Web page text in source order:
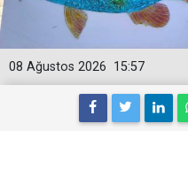
15:57
08 Ağustos 2026